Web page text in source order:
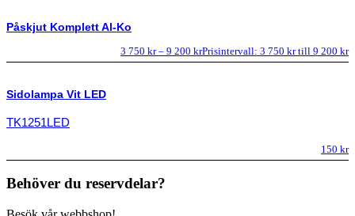
Påskjut Komplett Al-Ko
3 750 kr – 9 200 krPrisintervall: 3 750 kr till 9 200 kr
Sidolampa Vit LED
TK1251LED
150 kr
Behöver du reservdelar?